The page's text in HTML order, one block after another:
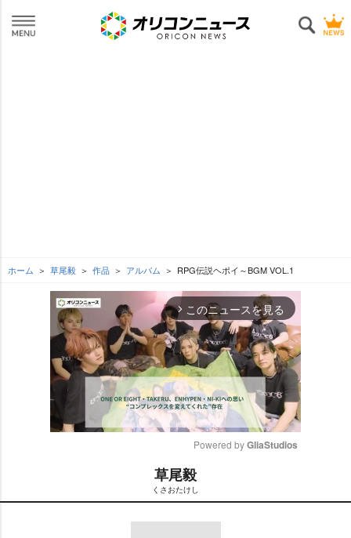
ホーム 草尾毅 作品 アルバム RPG伝説ヘポイ～BGM VOL.1
arrow_forward_ios このニュースを見る
t
Powered by GliaStudios
草尾毅
くさおたけし